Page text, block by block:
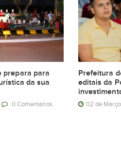
prepara para
da sua
0 Comentarios
Prefeitura
editais da
02 de